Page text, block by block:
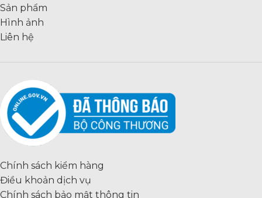
Sản phẩm
Hình ảnh
Liên hệ
Chính sách kiểm hàng
Điều khoản dịch vụ
Chính sách bảo mật thông tin